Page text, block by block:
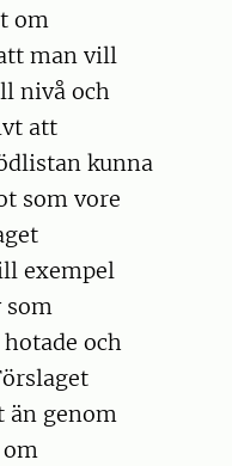
om
man vill
nivå och
att
kunna
som vore
exempel
som
och
än genom